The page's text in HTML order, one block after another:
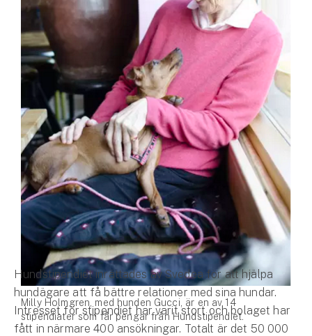
Sportfiskarna
Djur
Hundförsäkring
Jakthundsförsäkring
Kattförsäkring
Djurförsäkring
Hem & hus
Hemförsäkring
Villaförsäkring
Bostadsrättsförsäkring
Hyresrättsförsäkring
Milly Holmgren, med hunden Gucci, är en av 14
stipendiater som får pengar från Hundstipendiet.
Hundstipendiet inrättades av Svedea för att hjälpa
hundägare att få bättre relationer med sina hundar.
Intresset för stipendiet har varit stort och bolaget har
fått in närmare 400 ansökningar. Totalt är det 50 000